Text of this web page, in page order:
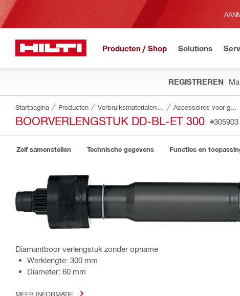
Producten / Shop Solutions
REGISTREREN
Startpagina Producten
BOORVERLENGSTUK DD-BL-ET 300 #305903
Zelf samenstellen Technische gegevens Functies en
Diamantboor verlengstuk zonder opname
Werklengte: 300 mm
Diameter: 60 mm
MEER INFORMATIE